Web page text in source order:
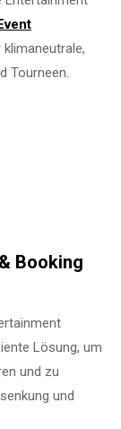
Tourneen.
Booking
Lösung, um
und zu
und